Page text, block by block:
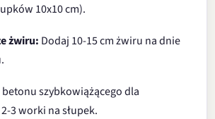
10x10 cm).
żwiru: Dodaj 10-15 cm żwiru na dnie
betonu szybkowiążącego dla
3 worki na słupek.